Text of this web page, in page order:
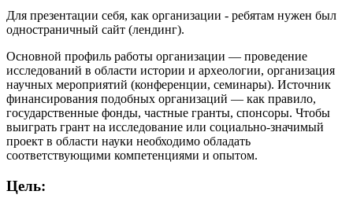
Для презентации себя, как организации - ребятам нужен был
одностраничный сайт (лендинг).
Основной профиль работы организации — проведение
исследований в области истории и археологии, организация
научных мероприятий (конференции, семинары). Источник
финансирования подобных организаций — как правило,
государственные фонды, частные гранты, спонсоры. Чтобы
выиграть грант на исследование или социально-значимый
проект в области науки необходимо обладать
соответствующими компетенциями и опытом.
Цель: